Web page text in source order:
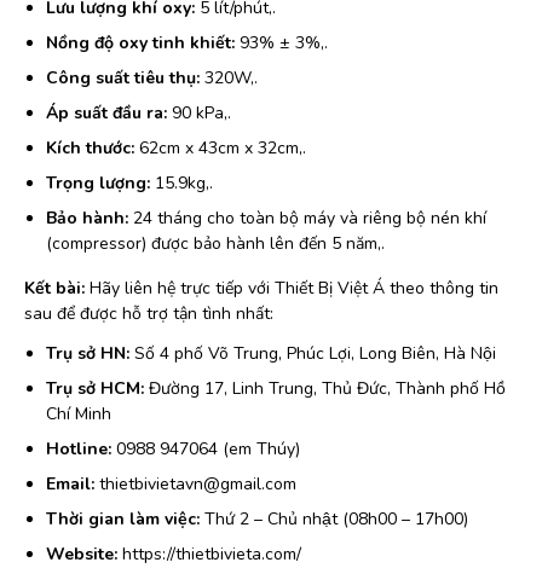
Lưu lượng khí oxy: 5 lít/phút,.
Nồng độ oxy tinh khiết: 93% ± 3%,.
Công suất tiêu thụ: 320W,.
Áp suất đầu ra: 90 kPa,.
Kích thước: 62cm x 43cm x 32cm,.
Trọng lượng: 15.9kg,.
Bảo hành: 24 tháng cho toàn bộ máy và riêng bộ nén khí
(compressor) được bảo hành lên đến 5 năm,.
Kết bài: Hãy liên hệ trực tiếp với Thiết Bị Việt Á theo thông tin
sau để được hỗ trợ tận tình nhất:
Trụ sở HN: Số 4 phố Võ Trung, Phúc Lợi, Long Biên, Hà Nội
Trụ sở HCM: Đường 17, Linh Trung, Thủ Đức, Thành phố Hồ
Chí Minh
Hotline: 0988 947064 (em Thúy)
Email: thietbivietavn@gmail.com
Thời gian làm việc: Thứ 2 – Chủ nhật (08h00 – 17h00)
Website: https://thietbivieta.com/